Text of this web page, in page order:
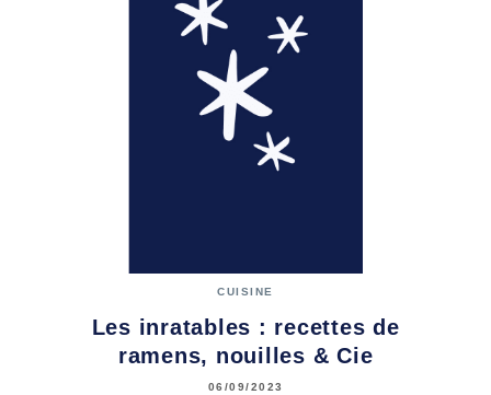
CUISINE
Les inratables : recettes de
ramens, nouilles & Cie
06/09/2023